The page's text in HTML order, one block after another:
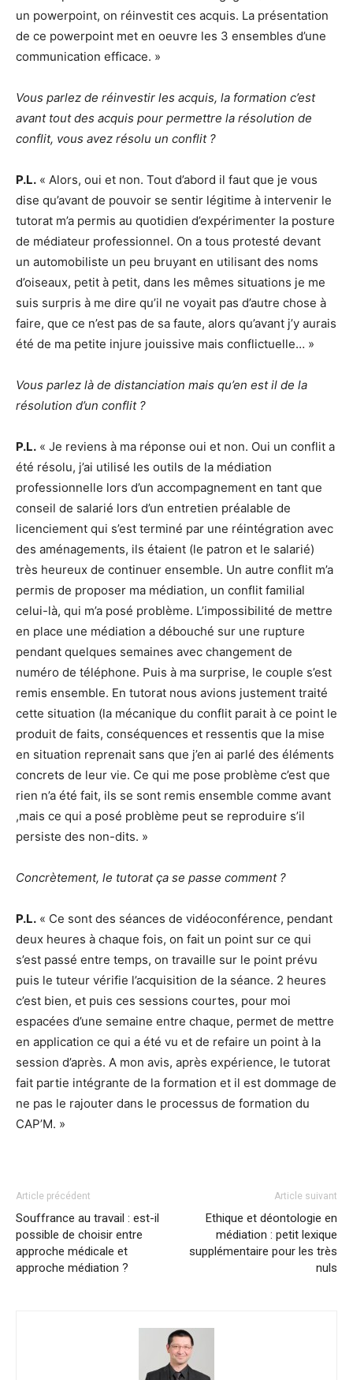
un powerpoint, on réinvestit ces acquis. La présentation
de ce powerpoint met en oeuvre les 3 ensembles d’une
communication efficace. »
Vous parlez de réinvestir les acquis, la formation c’est
avant tout des acquis pour permettre la résolution de
conflit, vous avez résolu un conflit ?
P.L. « Alors, oui et non. Tout d’abord il faut que je vous
dise qu’avant de pouvoir se sentir légitime à intervenir le
tutorat m’a permis au quotidien d’expérimenter la posture
de médiateur professionnel. On a tous protesté devant
un automobiliste un peu bruyant en utilisant des noms
d’oiseaux, petit à petit, dans les mêmes situations je me
suis surpris à me dire qu’il ne voyait pas d’autre chose à
faire, que ce n’est pas de sa faute, alors qu’avant j’y aurais
été de ma petite injure jouissive mais conflictuelle… »
Vous parlez là de distanciation mais qu’en est il de la
résolution d’un conflit ?
P.L. « Je reviens à ma réponse oui et non. Oui un conflit a
été résolu, j’ai utilisé les outils de la médiation
professionnelle lors d’un accompagnement en tant que
conseil de salarié lors d’un entretien préalable de
licenciement qui s’est terminé par une réintégration avec
des aménagements, ils étaient (le patron et le salarié)
très heureux de continuer ensemble. Un autre conflit m’a
permis de proposer ma médiation, un conflit familial
celui-là, qui m’a posé problème. L’impossibilité de mettre
en place une médiation a débouché sur une rupture
pendant quelques semaines avec changement de
numéro de téléphone. Puis à ma surprise, le couple s’est
remis ensemble. En tutorat nous avions justement traité
cette situation (la mécanique du conflit parait à ce point le
produit de faits, conséquences et ressentis que la mise
en situation reprenait sans que j’en ai parlé des éléments
concrets de leur vie. Ce qui me pose problème c’est que
rien n’a été fait, ils se sont remis ensemble comme avant
,mais ce qui a posé problème peut se reproduire s’il
persiste des non-dits. »
Concrètement, le tutorat ça se passe comment ?
P.L. « Ce sont des séances de vidéoconférence, pendant
deux heures à chaque fois, on fait un point sur ce qui
s’est passé entre temps, on travaille sur le point prévu
puis le tuteur vérifie l’acquisition de la séance. 2 heures
c’est bien, et puis ces sessions courtes, pour moi
espacées d’une semaine entre chaque, permet de mettre
en application ce qui a été vu et de refaire un point à la
session d’après. A mon avis, après expérience, le tutorat
fait partie intégrante de la formation et il est dommage de
ne pas le rajouter dans le processus de formation du
CAP’M. »
Article précédent
Souffrance au travail : est-il
possible de choisir entre
approche médicale et
approche médiation ?
Article suivant
Ethique et déontologie en
médiation : petit lexique
supplémentaire pour les très
nuls